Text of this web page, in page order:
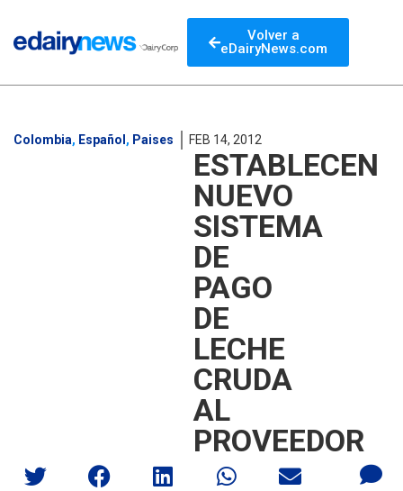
Volver a
eDairyNews.com
Colombia, Español , Paises FEB 14, 2012
ESTABLECEN
NUEVO
SISTEMA
DE
PAGO
DE
LECHE
CRUDA
AL
PROVEEDOR